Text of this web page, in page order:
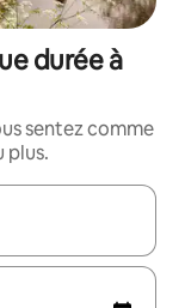
durée à
sentez comme
plus.
flèches vers le